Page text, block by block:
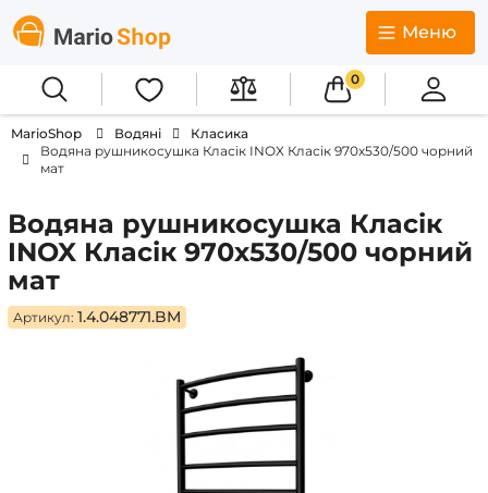
Меню
0
MarioShop Водяні
Класика
Водяна рушникосушка Класік INOX Класік 970х530/500 чорний
мат
Водяна рушникосушка Класік
INOX Класік 970х530/500 чорний
мат
Артикул: 1.4.048771.BM